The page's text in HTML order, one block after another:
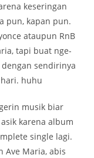
keseringan
pun, kapan pun.
ataupun RnB
tapi buat nge-
sendirinya
huhu
musik biar
karena album
single lagi.
Ave Maria, abis